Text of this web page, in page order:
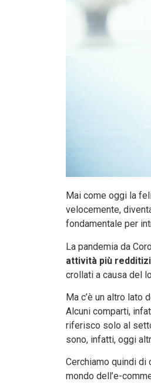
Mai come oggi la
velocemente,
fondamentale per
La pandemia da
attività più
crollati a causa del
Ma c’è un altro lato
Alcuni comparti,
riferisco solo al
sono, infatti, oggi
Cerchiamo quindi di
mondo dell’e-